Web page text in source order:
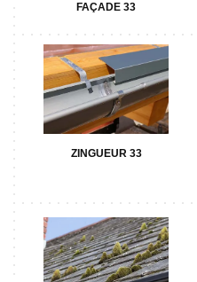
FAÇADE 33
ZINGUEUR 33